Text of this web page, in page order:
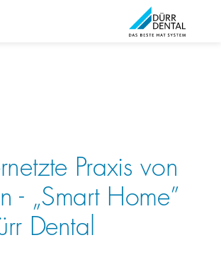
Praxis von
- „Smart Home”
Dental